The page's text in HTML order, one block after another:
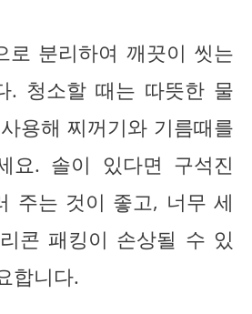
로 분리하여 깨끗이 씻는
. 청소할 때는 따뜻한 물
용해 찌꺼기와 기름때를
요. 솔이 있다면 구석진
주는 것이 좋고, 너무 세
콘 패킹이 손상될 수 있
합니다.